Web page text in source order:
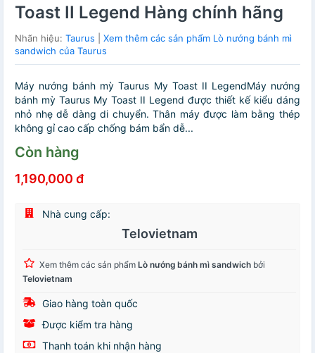
Toast II Legend Hàng chính hãng
Nhãn hiệu: Taurus
Xem thêm các sản phẩm Lò nướng bánh mì
sandwich của Taurus
Máy nướng bánh mỳ Taurus My Toast II LegendMáy nướng
bánh mỳ Taurus My Toast II Legend được thiết kế kiểu dáng
nhỏ nhẹ dễ dàng di chuyển. Thân máy được làm bằng thép
không gỉ cao cấp chống bám bẩn dễ...
Còn hàng
1,190,000 đ
Nhà cung cấp:
Telovietnam
Xem thêm các sản phẩm Lò nướng bánh mì sandwich bởi
Telovietnam
Giao hàng toàn quốc
Được kiểm tra hàng
Thanh toán khi nhận hàng